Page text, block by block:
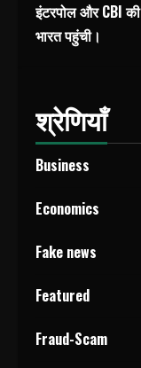
इंटरपोल और CBI की
भारत पहुंची।
श्रेणियाँ
Business
Economics
Fake news
Featured
Fraud-Scam